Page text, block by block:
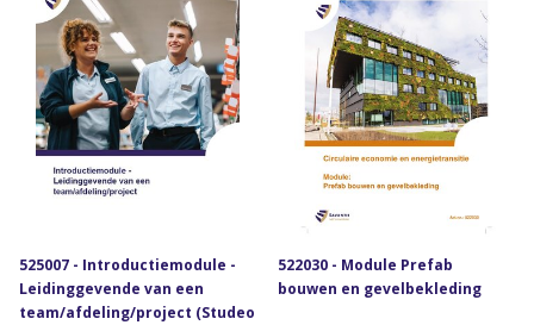
525007 - Introductiemodule -
Leidinggevende van een
team/afdeling/project (Studeo
522030 - Module Prefab
bouwen en gevelbekleding